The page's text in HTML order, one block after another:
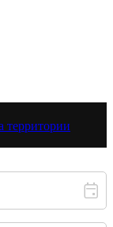
территории